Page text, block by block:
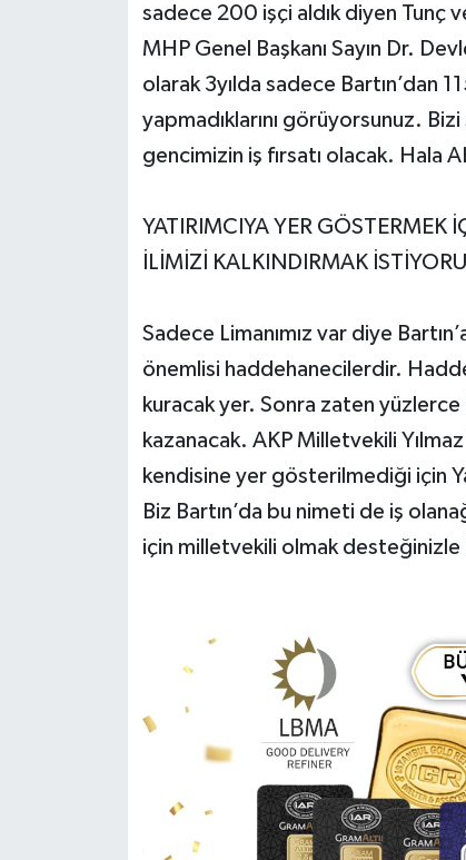
sadece 200 işçi aldık diyen Tunç
MHP Genel Başkanı Sayın Dr.
olarak 3yılda sadece Bartın’dan
yapmadıklarını görüyorsunuz.
gencimizin iş fırsatı olacak. Hala
YATIRIMCIYA YER GÖSTERMEK
İLİMİZİ KALKINDIRMAK
Sadece Limanımız var diye
önemlisi haddehanecilerdir.
kuracak yer. Sonra zaten yüzlerce
kazanacak. AKP Milletvekili
kendisine yer gösterilmediği için
Biz Bartın’da bu nimeti de iş
için milletvekili olmak desteğinizle